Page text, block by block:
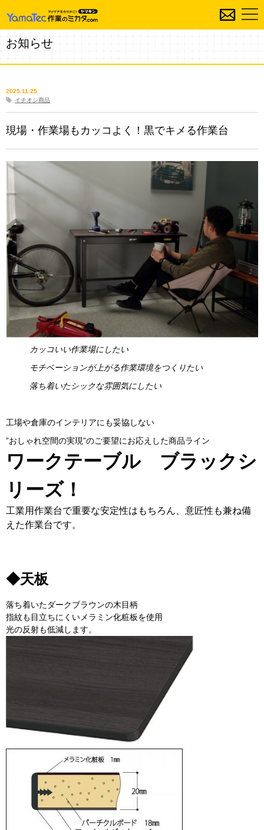
お知らせ
2025.11.25
イチオシ商品
現場・作業場もカッコよく！黒でキメる作業台
カッコいい作業場にしたい
モチベーションが上がる作業環境をつくりたい
落ち着いたシックな雰囲気にしたい
工場や倉庫のインテリアにも妥協しない
”おしゃれ空間の実現”のご要望にお応えした商品ライン
ワークテーブル ブラックシ
リーズ！
工業用作業台で重要な安定性はもちろん、意匠性も兼ね備
えた作業台です。
◆天板
落ち着いたダークブラウンの木目柄
指紋も目立ちにくいメラミン化粧板を使用
光の反射も低減します。